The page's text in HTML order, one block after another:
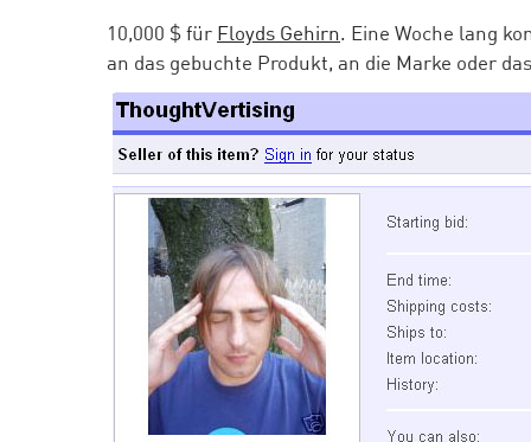
10,000 $ für Floyds Gehirn. Eine Woche lang
an das gebuchte Produkt, an die Marke oder